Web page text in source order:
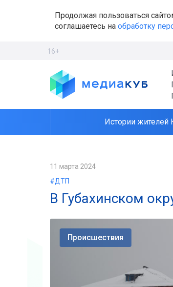
Продолжая пользоваться
соглашаетесь на обработку
16+
Истории жителей
11 марта 2024
#ДТП
В Губахинском
Происшествия